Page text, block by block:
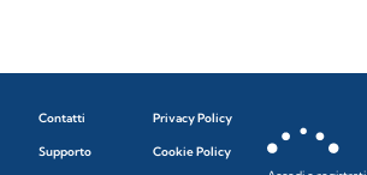
Contatti
Supporto
Privacy Policy
Cookie Policy